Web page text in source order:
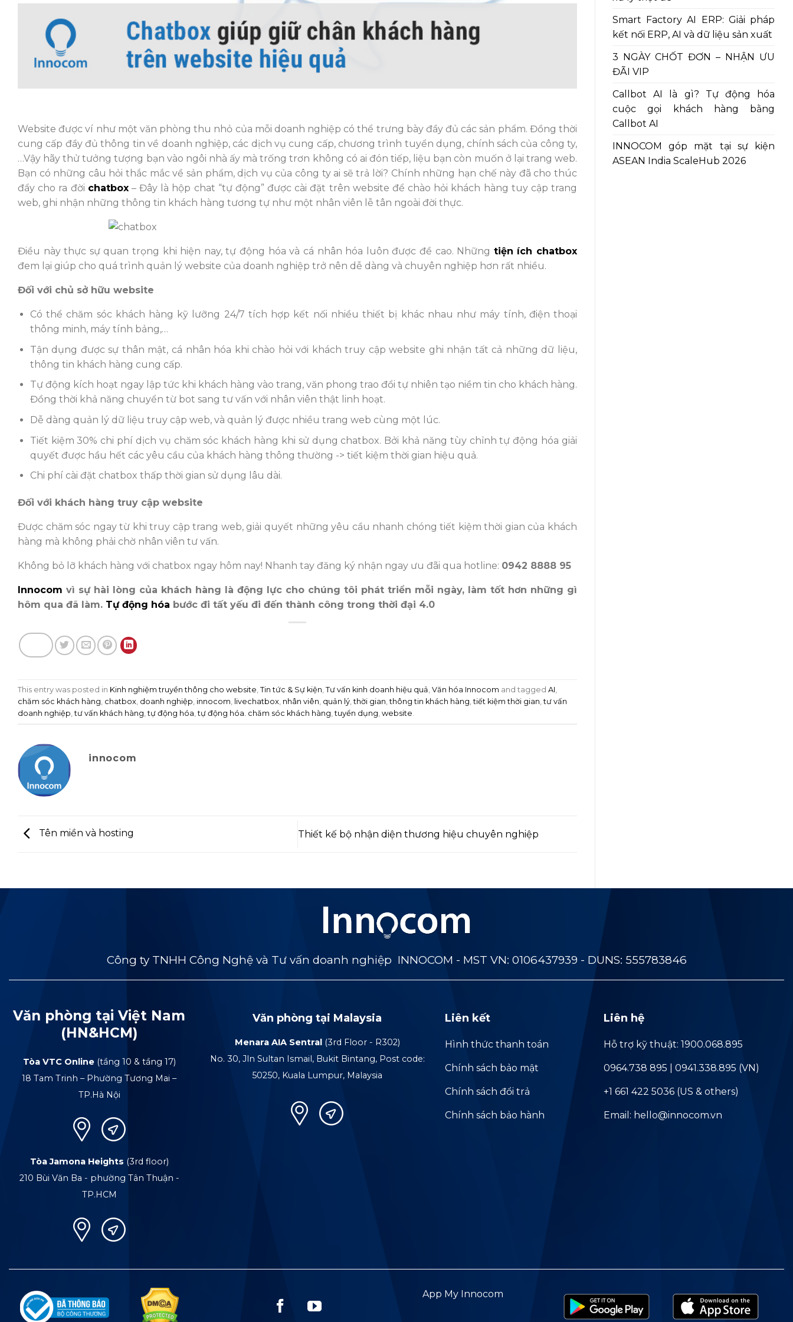
Website được ví như một văn phòng thu nhỏ của mỗi doanh nghiệp có thể trưng bày đầy đủ các sản phẩm. Đồng thời
cung cấp đầy đủ thông tin về doanh nghiệp, các dịch vụ cung cấp, chương trình tuyển dụng, chính sách của công ty,
…Vậy hãy thử tưởng tượng bạn vào ngôi nhà ấy mà trống trơn không có ai đón tiếp, liệu bạn còn muốn ở lại trang web.
Bạn có những câu hỏi thắc mắc về sản phẩm, dịch vụ của công ty ai sẽ trả lời? Chính những hạn chế này đã cho thúc
đẩy cho ra đời chatbox– Đây là hộp chat “tự động” được cài đặt trên website để chào hỏi khách hàng tuy cập trang
web, ghi nhận những thông tin khách hàng tương tự như một nhân viên lễ tân ngoài đời thực.
Điều này thực sự quan trọng khi hiện nay, tự động hóa và cá nhân hóa luôn được đề cao. Những tiện ích chatbox
đem lại giúp cho quá trình quản lý website của doanh nghiệp trở nên dễ dàng và chuyên nghiệp hơn rất nhiều.
Đối với chủ sở hữu website
Có thể chăm sóc khách hàng kỹ lưỡng 24/7 tích hợp kết nối nhiều thiết bị khác nhau như máy tính, điện thoại
thông minh, máy tính bảng,…
Tận dụng được sự thân mật, cá nhân hóa khi chào hỏi với khách truy cập website ghi nhận tất cả những dữ liệu,
thông tin khách hàng cung cấp.
Tự động kích hoạt ngay lập tức khi khách hàng vào trang, văn phong trao đổi tự nhiên tạo niềm tin cho khách hàng.
Đồng thời khả năng chuyển từ bot sang tư vấn với nhân viên thật linh hoạt.
Dễ dàng quản lý dữ liệu truy cập web, và quản lý được nhiều trang web cùng một lúc.
Tiết kiệm 30% chi phí dịch vụ chăm sóc khách hàng khi sử dụng chatbox. Bởi khả năng tùy chỉnh tự động hóa giải
quyết được hầu hết các yêu cầu của khách hàng thông thường -> tiết kiệm thời gian hiệu quả.
Chi phí cài đặt chatbox thấp thời gian sử dụng lâu dài.
Đối với khách hàng truy cập website
Được chăm sóc ngay từ khi truy cập trang web, giải quyết những yêu cầu nhanh chóng tiết kiệm thời gian của khách
hàng mà không phải chờ nhân viên tư vấn.
Không bỏ lỡ khách hàng với chatbox ngay hôm nay! Nhanh tay đăng ký nhận ngay ưu đãi qua hotline: 0942 8888 95
Innocom vì sự hài lòng của khách hàng là động lực cho chúng tôi phát triển mỗi ngày, làm tốt hơn những gì
hôm qua đã làm. Tự động hóa bước đi tất yếu đi đến thành công trong thời đại 4.0
This entry was posted in Kinh nghiệm truyền thông cho website Tin tức & Sự kiện Tư vấn kinh doanh hiệu quả Văn hóa Innocom and tagged AI
chăm sóc khách hàng chatbox doanh nghiệp innocom livechatbox nhân viên quản lý ,thời gian ,thông tin khách hàng ,tiết kiệm thời gian ,tư vấn
doanh nghiệp ,tư vấn khách hàng ,tự động hóa ,tự động hóa. chăm sóc khách hàng ,tuyển dụng website
innocom
Tên miền và hosting Thiết kế bộ nhận diện thương hiệu chuyên nghiệp
Smart Factory AI ERP: Giải pháp
kết nối ERP, AI và dữ liệu sản xuất
3 NGÀY CHỐT ĐƠN – NHẬN ƯU
ĐÃI VIP
Callbot AI là gì? Tự động hóa
cuộc gọi khách hàng bằng
Callbot AI
INNOCOM góp mặt tại sự kiện
ASEAN India ScaleHub 2026
Công ty TNHH Công Nghệ và Tư vấn doanh nghiệp INNOCOM - MST VN: 0106437939 - DUNS: 555783846
Văn phòng tại Việt Nam
(HN&HCM)
Tòa VTC Online(tầng 10 & tầng 17)
18 Tam Trinh – Phường Tương Mai –
TP.Hà Nội
Tòa Jamona Heights (3rd floor)
210 Bùi Văn Ba - phường Tân Thuận -
TP.HCM
Văn phòng tại Malaysia
Menara AIA Sentral (3rd Floor - R302)
No. 30, Jln Sultan Ismail, Bukit Bintang, Post code:
50250, Kuala Lumpur, Malaysia
Liên kết
Hình thức thanh toán
Chính sách bảo mật
Chính sách đổi trả
Chính sách bảo hành
Liên hệ
Hỗ trợ kỹ thuật: 1900.068.895
0964.738 895 | 0941.338.895 (VN)
+1 661 422 5036 (US & others)
Email: hello@innocom.vn
App My Innocom